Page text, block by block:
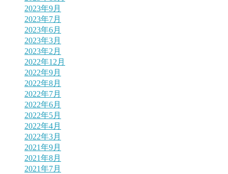
2023年9月
2023年7月
2023年6月
2023年3月
2023年2月
2022年12月
2022年9月
2022年8月
2022年7月
2022年6月
2022年5月
2022年4月
2022年3月
2021年9月
2021年8月
2021年7月